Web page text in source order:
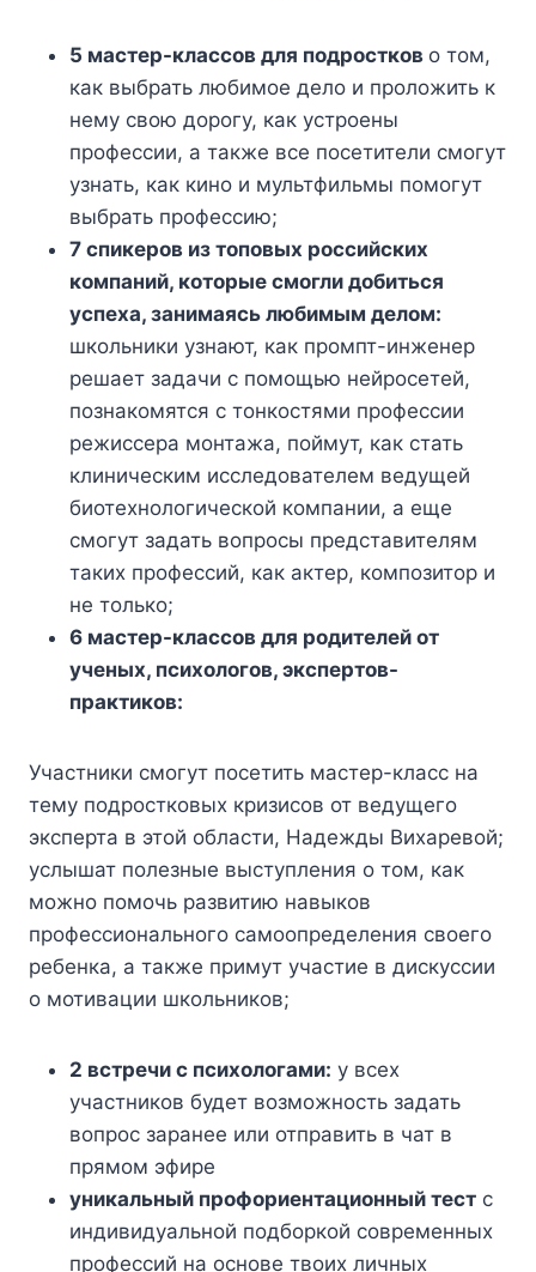
5 мастер-классов для подростков о том,
как выбрать любимое дело и проложить к
нему свою дорогу, как устроены
профессии, а также все посетители смогут
узнать, как кино и мультфильмы помогут
выбрать профессию;
7 спикеров из топовых российских
компаний, которые смогли добиться
успеха, занимаясь любимым делом:
школьники узнают, как промпт-инженер
решает задачи с помощью нейросетей,
познакомятся с тонкостями профессии
режиссера монтажа, поймут, как стать
клиническим исследователем ведущей
биотехнологической компании, а еще
смогут задать вопросы представителям
таких профессий, как актер, композитор и
не только;
6 мастер-классов для родителей от
ученых, психологов, экспертов-
практиков:
Участники смогут посетить мастер-класс на
тему подростковых кризисов от ведущего
эксперта в этой области, Надежды Вихаревой;
услышат полезные выступления о том, как
можно помочь развитию навыков
профессионального самоопределения своего
ребенка, а также примут участие в дискуссии
о мотивации школьников;
2 встречи с психологами: у всех
участников будет возможность задать
вопрос заранее или отправить в чат в
прямом эфире
уникальный профориентационный тест с
индивидуальной подборкой современных
профессий на основе твоих личных